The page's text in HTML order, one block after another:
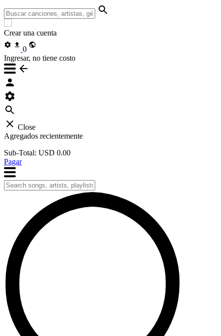
Crear una cuenta
0
Ingresar, no tiene costo
Close
Agregados recientemente
Sub-Total: USD 0.00
Pagar